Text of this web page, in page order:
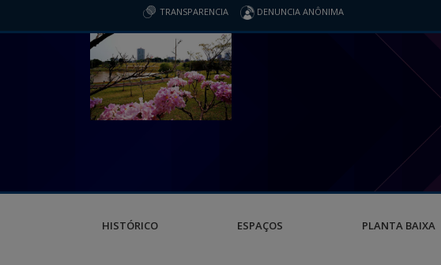
TRANSPARENCIA DENUNCIA ANÔNIMA
HISTÓRICO ESPAÇOS PLANTA BAIXA